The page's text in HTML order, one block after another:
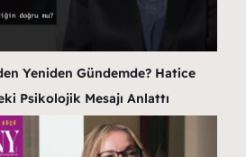
Yeniden Gündemde? Hatice
Psikolojik Mesajı Anlattı